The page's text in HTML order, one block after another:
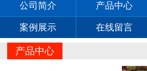
公司简介 产品中心
案例展示 在线留言
产品中心